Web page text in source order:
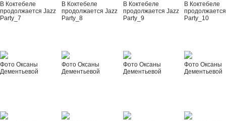
В Коктебеле
продолжается Jazz
Party_7
В Коктебеле
продолжается Jazz
Party_8
В Коктебеле
продолжается Jazz
Party_9
В Коктебеле
Party_10
Фото Оксаны
Дементьевой
Фото Оксаны
Дементьевой
Фото Оксаны
Дементьевой
Фото Оксаны
Дементьевой